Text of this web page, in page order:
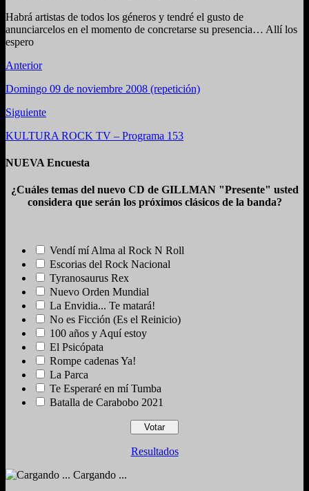
Habrá artistas de todos los géneros y tendré el gusto de
anunciarcelos en el momento de concretarse su presencia… Allí los
espero
Anterior
Domingo 09 de noviembre 2008 (repetición)
Siguiente
KULTURA ROCK TV – Programa 153
NUEVA Encuesta
¿Cuáles temas del nuevo CD de GILLMAN "Presente" usted
considera que serán los próximos clásicos de la banda?
Vendí mí Alma al Rock N Roll
Escorias del Rock Nacional
Tyranosaurus Rex
Nuevo Orden Mundial
La Envidia... Te matará!
No es Ficción (Es el Reinicio)
100 años y Aquí estoy
El Psicópata
Rompe cadenas Ya!
La Parca
Te Esperaré en mí Tumba
Batalla de Carabobo 2021
Resultados
Cargando ...